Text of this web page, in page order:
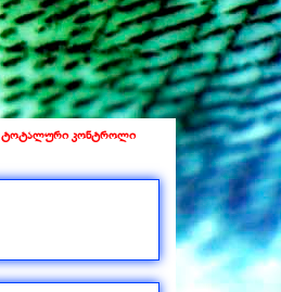
ტოტალური კონტროლი